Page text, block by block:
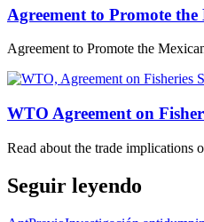
Agreement to Promote
Agreement to Promote the
WTO Agreement on
Read about the trade implications
Seguir leyendo